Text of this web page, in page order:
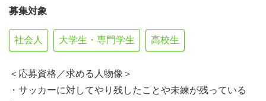
募集対象
社会人 大学生・専門学生 高校生
＜応募資格／求める人物像＞
・サッカーに対してやり残したことや未練が残っている